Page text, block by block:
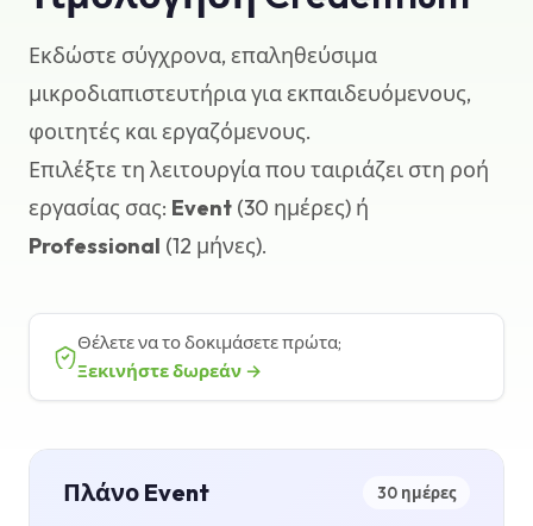
Σχετικά με CloudTeam
Για εταιρείες εκδηλώσεων
Τι είναι τα μικροδιαπιστευτήρια;
Κανονισμοί
Πρότυπα και ενσωματώσεις
Βάση γνώσεων
Εκδώστε σύγχρονα, επαληθεύσιμα
μικροδιαπιστευτήρια για εκπαιδευόμενους,
φοιτητές και εργαζόμενους.
Επιλέξτε τη λειτουργία που ταιριάζει στη ροή
εργασίας σας: Event (30 ημέρες) ή
Professional (12 μήνες).
Θέλετε να το δοκιμάσετε πρώτα;
Ξεκινήστε δωρεάν →
Πλάνο Event 30 ημέρες